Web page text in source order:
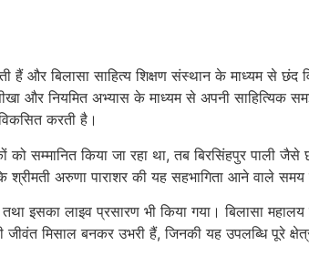
और बिलासा साहित्य शिक्षण संस्थान के माध्यम से छंद
सीखा और नियमित अभ्यास के माध्यम से अपनी
करती है।
सम्मानित किया जा रहा था, तब बिरसिंहपुर पाली
श्रीमती अरुणा पाराशर की यह सहभागिता आने वाले
इसका लाइव प्रसारण भी किया गया। बिलासा
मिसाल बनकर उभरी हैं, जिनकी यह उपलब्धि पूरे